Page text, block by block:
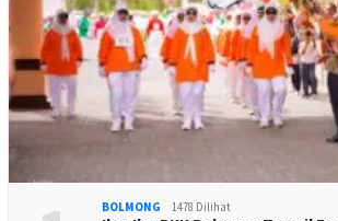
BOLMONG 1478 Dilihat